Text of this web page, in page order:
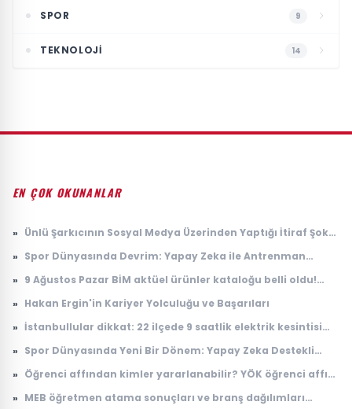
SPOR 9
TEKNOLOJI 14
EN ÇOK OKUNANLAR
» Ünlü Şarkıcının Sosyal Medya Üzerinden Yaptığı İtiraf Şok
» Spor Dünyasında Devrim: Yapay Zeka ile Antrenman
» 9 Ağustos Pazar BİM aktüel ürünler kataloğu belli oldu!
ürünleri: Elektrikli bisiklet, süpürge, telefon ve TV
» Hakan Ergin'in Kariyer Yolculuğu ve Başarıları
» İstanbullular dikkat: 22 ilçede 9 saatlik elektrik kesintisi
» Spor Dünyasında Yeni Bir Dönem: Yapay Zeka Destekli
» Öğrenci affından kimler yararlanabilir? YÖK öğrenci affı
» MEB öğretmen atama sonuçları ve branş dağılımları